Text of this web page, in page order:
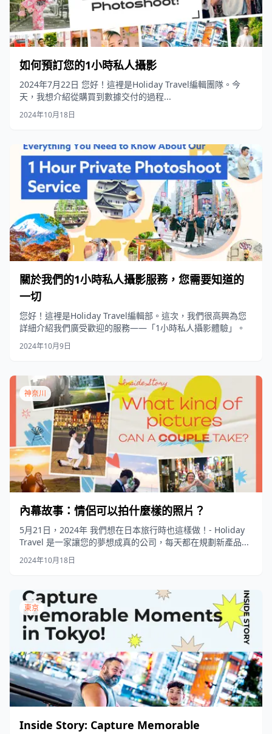
如何預訂您的1小時私人攝影
2024年7月22日 您好！這裡是Holiday Travel編輯團隊。今
天，我想介紹從購買到數據交付的過程...
2024年10月18日
關於我們的1小時私人攝影服務，您需要知道的
一切
您好！這裡是Holiday Travel編輯部。這次，我們很高興為您
詳細介紹我們廣受歡迎的服務——「1小時私人攝影體驗」。
2024年10月9日
神奈川
內幕故事：情侶可以拍什麼樣的照片？
5月21日，2024年 我們想在日本旅行時也這樣做！- Holiday
Travel 是一家讓您的夢想成真的公司，每天都在規劃新產品...
2024年10月18日
東京
Inside Story: Capture Memorable